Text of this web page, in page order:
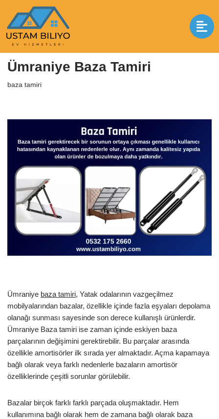
İçeriğe
geç
Anasayfa|baza tamiri
Ümraniye Baza Tamiri
baza tamiri
Ümraniye baza tamiri, Yatak odalarının vazgeçilmez
mobilyalarından bazalar, özellikle içinde fazla eşyaları depolama
olanağı sunması sayesinde son derece kullanışlı ürünlerdir.
Ümraniye Baza tamiri ise zaman içinde eskiyen baza
parçalarının değişimini gerektirebilir. Bu parçalar arasında
özellikle amortisörler ilk sırada yer almaktadır. Açma kapamaya
bağlı olarak veya farklı nedenlerle bazaların amortisör
özelliklerinde çeşitli sorunlar görülebilir.
Bazalar birçok farklı farklı parçada oluşmaktadır. Hem
kullanımına bağlı olarak hem de zamana bağlı olarak baza